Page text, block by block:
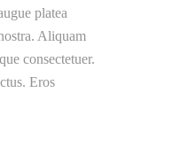
platea
Aliquam
consectetuer.
Eros